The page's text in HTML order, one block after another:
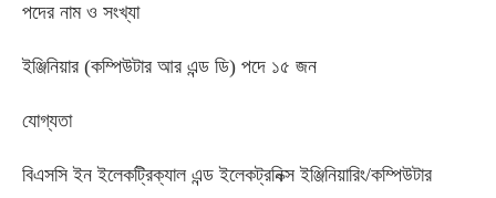
পদের নাম ও সংখ্যা
ইঞ্জিনিয়ার (কম্পিউটার আর এন্ড ডি) পদে ১৫ জন
যোগ্যতা
বিএসসি ইন ইলেকট্রিক্যাল এন্ড ইলেকট্রনিক্স ইঞ্জিনিয়ারিং/কম্পিউটার